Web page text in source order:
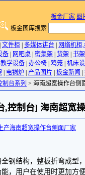
板金厂家 图
板金图库搜索
文件柜 多媒体讲台
网络机柜
备 网吧桌 密集架 货架 书架
教学设备 办公椅 鸡笼 机床
电锅炉 产品图片 板金新闻
制台系列 > 海南超宽操作台侧
,控制台] 海南超宽
产海南超宽操作台侧面厂家
钢结构，整板折弯成型
，用户在使用时更加方